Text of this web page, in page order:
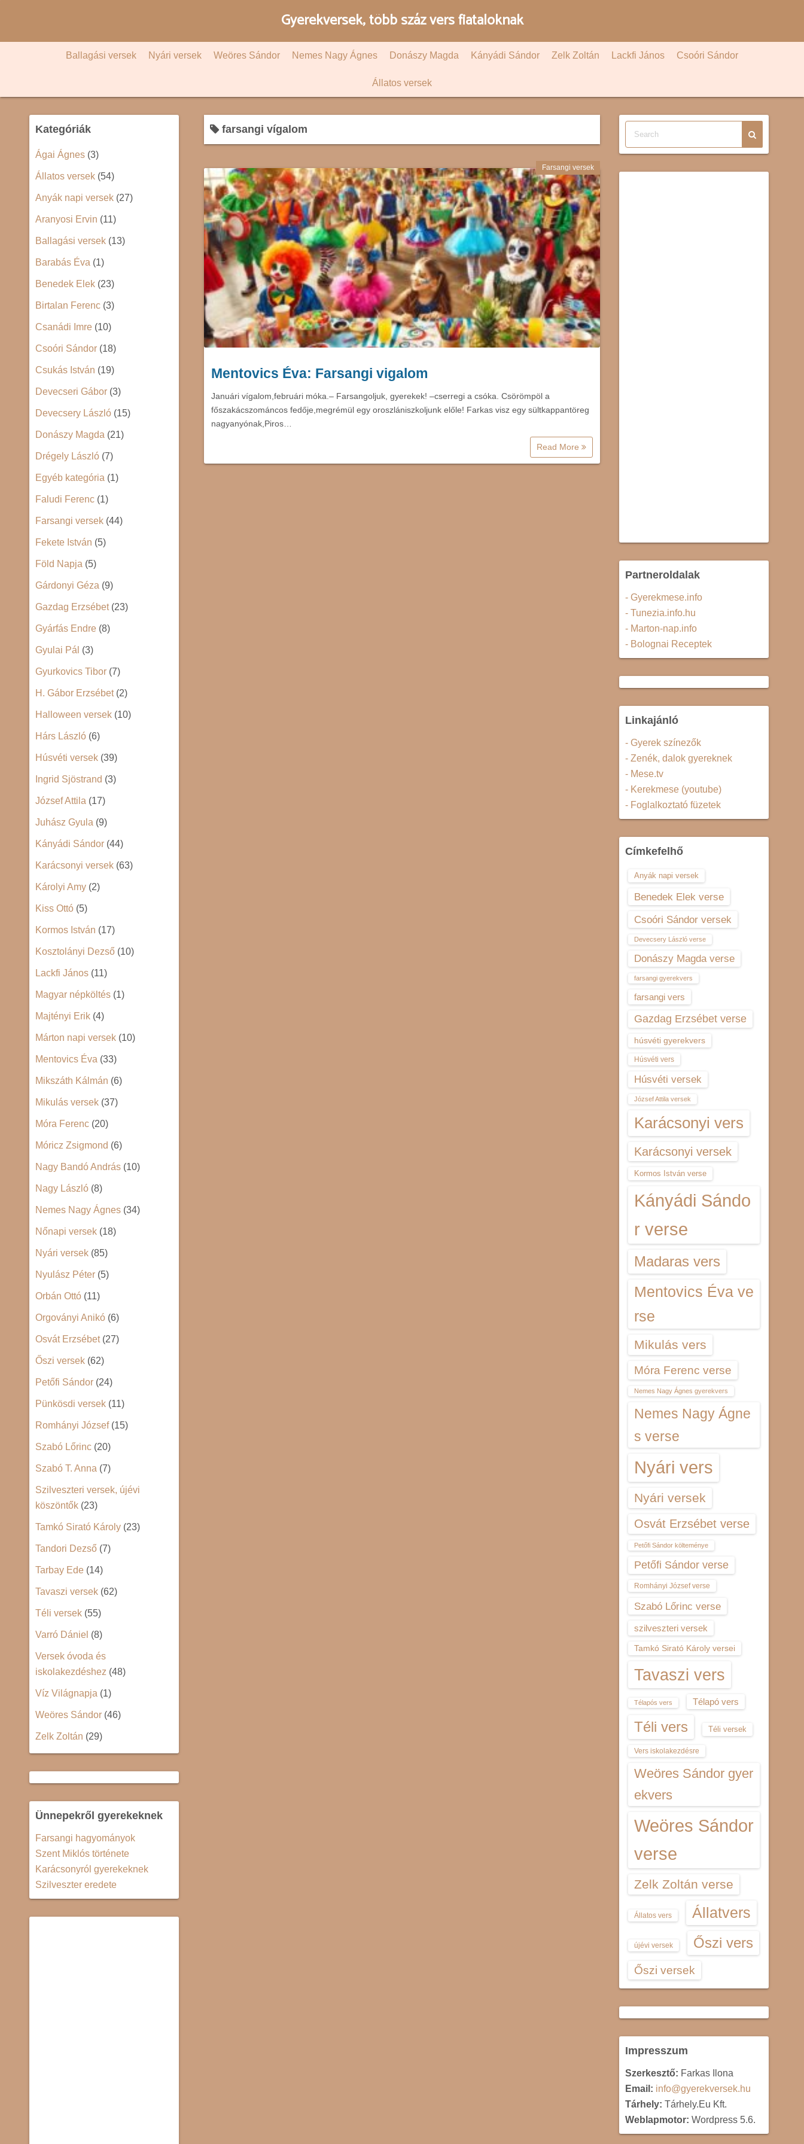
c
Gyerekversek, több száz vers fiataloknak
Ballagási versek Nyári versek Weöres Sándor Nemes Nagy Ágnes Donászy Magda Kányádi Sándor Zelk Zoltán Lackfi János Csoóri Sándor
Állatos versek
farsangi vígalom
Farsangi versek
Mentovics Éva: Farsangi vigalom
Januári vígalom,februári móka.– Farsangoljuk, gyerekek! –cserregi a csóka. Csörömpöl a
főszakácszománcos fedője,megrémül egy oroszlániszkoljunk előle! Farkas visz egy sültkappantöreg
nagyanyónak,Piros…
Read More
Kategóriák
Ágai Ágnes (3)
Állatos versek (54)
Anyák napi versek (27)
Aranyosi Ervin (11)
Ballagási versek (13)
Barabás Éva (1)
Benedek Elek (23)
Birtalan Ferenc (3)
Csanádi Imre (10)
Csoóri Sándor (18)
Csukás István (19)
Devecseri Gábor (3)
Devecsery László (15)
Donászy Magda (21)
Drégely László (7)
Egyéb kategória (1)
Faludi Ferenc (1)
Farsangi versek (44)
Fekete István (5)
Föld Napja (5)
Gárdonyi Géza (9)
Gazdag Erzsébet(23)
Gyárfás Endre (8)
Gyulai Pál (3)
Gyurkovics Tibor (7)
H. Gábor Erzsébet(2)
Halloween versek (10)
Hárs László (6)
Húsvéti versek (39)
Ingrid Sjöstrand (3)
József Attila (17)
Juhász Gyula (9)
Kányádi Sándor (44)
Karácsonyi versek (63)
Károlyi Amy (2)
Kiss Ottó (5)
Kormos István (17)
Kosztolányi Dezső (10)
Lackfi János (11)
Magyar népköltés (1)
Majtényi Erik (4)
Márton napi versek (10)
Mentovics Éva (33)
Mikszáth Kálmán (6)
Mikulás versek (37)
Móra Ferenc (20)
Móricz Zsigmond (6)
Nagy Bandó András (10)
Nagy László (8)
Nemes Nagy Ágnes (34)
Nőnapi versek (18)
Nyári versek (85)
Nyulász Péter (5)
Orbán Ottó (11)
Orgoványi Anikó (6)
Osvát Erzsébet(27)
Őszi versek (62)
Petőfi Sándor (24)
Pünkösdi versek (11)
Romhányi József(15)
Szabó Lőrinc (20)
Szabó T. Anna (7)
Szilveszteri versek, újévi
köszöntők (23)
Tamkó Sirató Károly (23)
Tandori Dezső (7)
Tarbay Ede (14)
Tavaszi versek (62)
Téli versek (55)
Varró Dániel (8)
Versek óvoda és
iskolakezdéshez (48)
Víz Világnapja (1)
Weöres Sándor (46)
Zelk Zoltán (29)
Ünnepekről gyerekeknek
Farsangi hagyományok
Szent Miklós története
Karácsonyról gyerekeknek
Szilveszter eredete
Partneroldalak
- Gyerekmese.info
- Tunezia.info.hu
- Marton-nap.info
- Bolognai Receptek
Linkajánló
- Gyerek színezők
- Zenék, dalok gyereknek
- Mese.tv
- Kerekmese (youtube)
- Foglalkoztató füzetek
Címkefelhő
Anyák napi versek
Benedek Elek verse
Csoóri Sándor versek
Devecsery László verse
Donászy Magda verse
farsangi gyerekvers
farsangi vers
Gazdag Erzsébet verse
húsvéti gyerekvers
Húsvéti vers
Húsvéti versek
József Attila versek
Karácsonyi vers
Karácsonyi versek
Kormos István verse
Kányádi Sándo
r verse
Madaras vers
Mentovics Éva ve
rse
Mikulás vers
Móra Ferenc verse
Nemes Nagy Ágnes gyerekvers
Nemes Nagy Ágne
s verse
Nyári vers
Nyári versek
Osvát Erzsébet verse
Petőfi Sándor költeménye
Petőfi Sándor verse
Romhányi József verse
Szabó Lőrinc verse
szilveszteri versek
Tamkó Sirató Károly versei
Tavaszi vers
Télapós vers Télapó vers
Téli vers Téli versek
Vers iskolakezdésre
Weöres Sándor gyer
ekvers
Weöres Sándor
verse
Zelk Zoltán verse
Állatos vers Állatvers
újévi versek Őszi vers
Őszi versek
Impresszum
Szerkesztő: Farkas Ilona
Email: info@gyerekversek.hu
Tárhely: Tárhely.Eu Kft.
Weblapmotor: Wordpress 5.6.